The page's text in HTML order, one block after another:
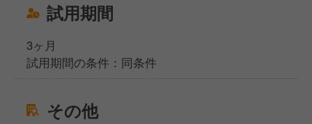
試用期間
3ヶ月
試用期間の条件：同条件
その他